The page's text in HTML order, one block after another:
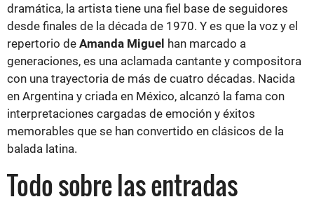
dramática, la artista tiene una fiel base de seguidores
desde finales de la década de 1970. Y es que la voz y el
repertorio de Amanda Miguel han marcado a
generaciones, es una aclamada cantante y compositora
con una trayectoria de más de cuatro décadas. Nacida
en Argentina y criada en México, alcanzó la fama con
interpretaciones cargadas de emoción y éxitos
memorables que se han convertido en clásicos de la
balada latina.
Todo sobre las entradas